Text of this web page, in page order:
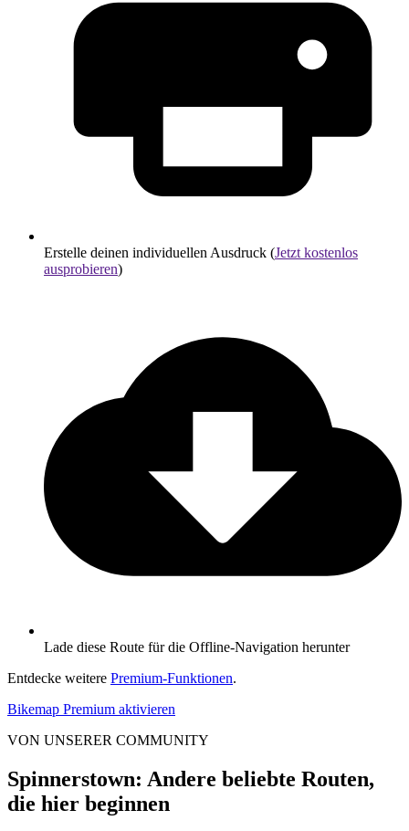
Erstelle deinen individuellen Ausdruck (Jetzt kostenlos
ausprobieren)
Lade diese Route für die Offline-Navigation herunter
Entdecke weitere Premium-Funktionen.
Bikemap Premium aktivieren
VON UNSERER COMMUNITY
Spinnerstown: Andere beliebte Routen,
die hier beginnen